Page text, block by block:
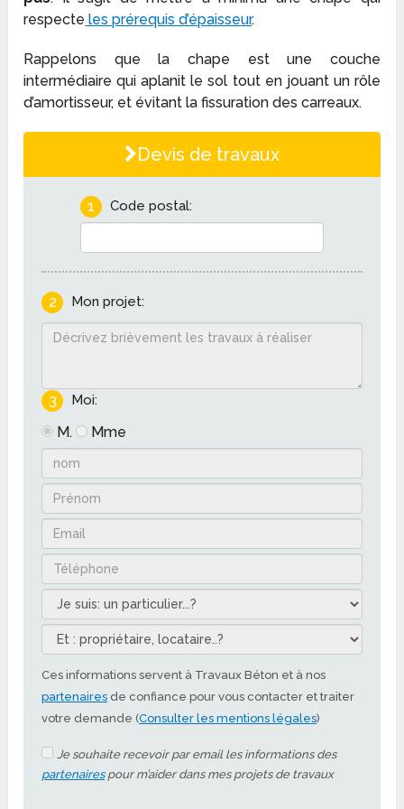
respecte les prérequis d’épaisseur.
Rappelons que la chape est une couche
intermédiaire qui aplanit le sol tout en jouant un rôle
d’amortisseur, et évitant la fissuration des carreaux.
Devis de travaux
1 Code postal:
2 Mon projet:
3 Moi:
M. Mme
Ces informations servent à Travaux Béton et à nos
partenaires de confiance pour vous contacter et traiter
votre demande (Consulter les mentions légales)
Je souhaite recevoir par email les informations des
partenairespour m’aider dans mes projets de travaux